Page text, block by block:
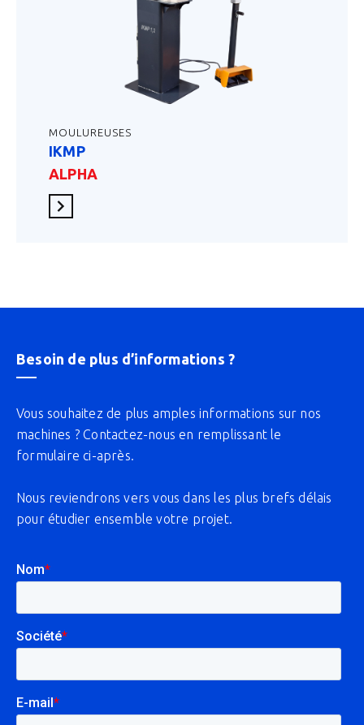
MOULUREUSES
IKMP
ALPHA
En savoir plus
Besoin de plus d’informations ?
Vous souhaitez de plus amples informations sur nos
machines ? Contactez-nous en remplissant le
formulaire ci-après.
Nous reviendrons vers vous dans les plus brefs délais
pour étudier ensemble votre projet.